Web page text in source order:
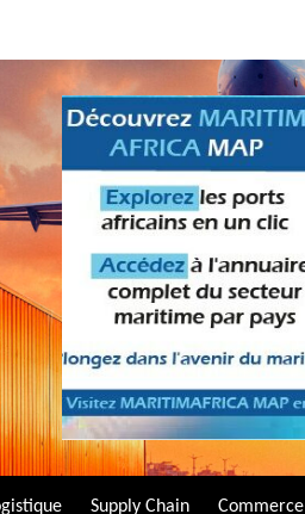
Supply Chain Commerce